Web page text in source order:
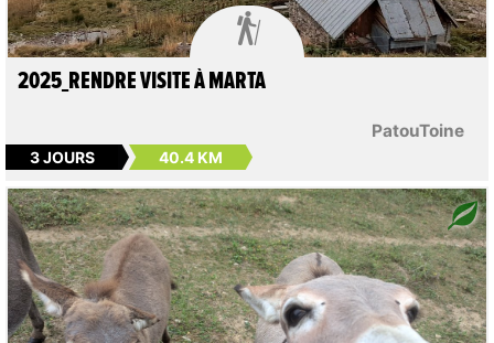

PatouToine
2025_RENDRE VISITE À MARTA
3 JOURS 40.4 KM